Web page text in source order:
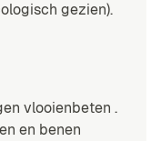
gezien).
vlooienbeten .
en benen